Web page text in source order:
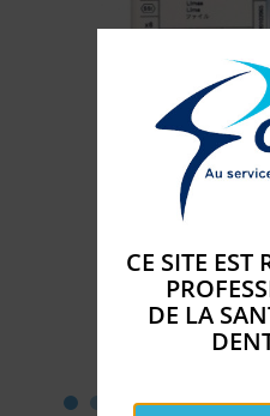
K-FILE
Du9,
de
ADD
CE SITE EST
DE LA